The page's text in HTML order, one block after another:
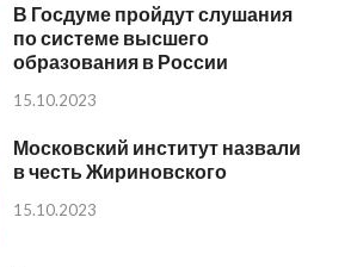
В Госдуме пройдут слушания
по системе высшего
образования в России
15.10.2023
Московский институт назвали
в честь Жириновского
15.10.2023